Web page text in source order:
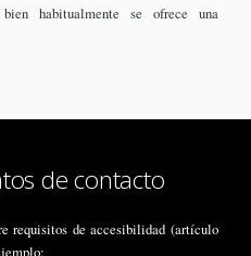
habitualmente se ofrece una
de contacto
requisitos de accesibilidad (artículo